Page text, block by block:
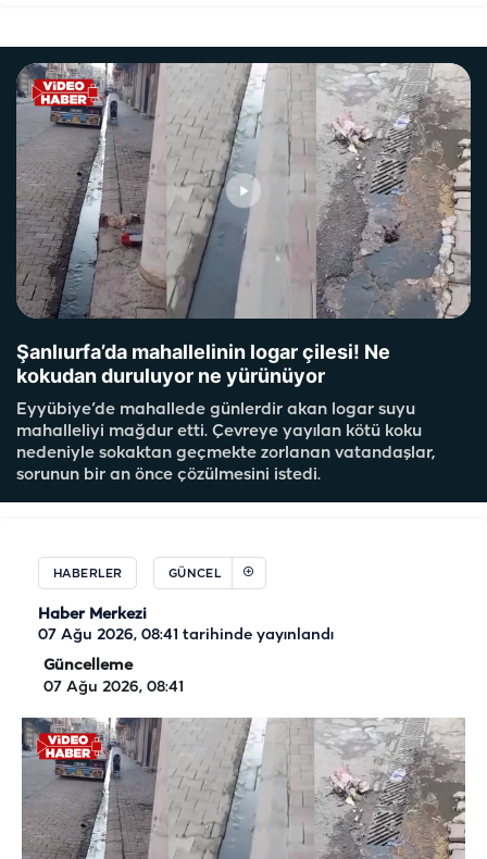
Şanlıurfa’da mahallelinin logar çilesi! Ne
kokudan duruluyor ne yürünüyor
Eyyübiye’de mahallede günlerdir akan logar suyu
mahalleliyi mağdur etti. Çevreye yayılan kötü koku
nedeniyle sokaktan geçmekte zorlanan vatandaşlar,
sorunun bir an önce çözülmesini istedi.
HABERLER GÜNCEL
Haber Merkezi
07 Ağu 2026, 08:41 tarihinde yayınlandı
Güncelleme
07 Ağu 2026, 08:41